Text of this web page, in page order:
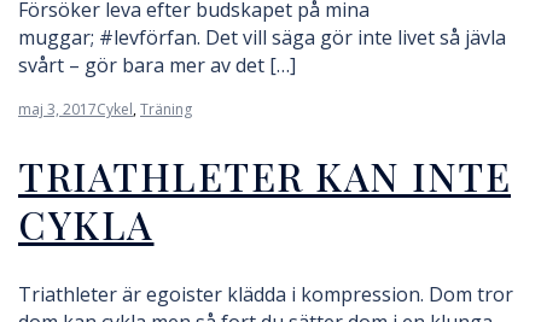
Försöker leva efter budskapet på mina
muggar; #levförfan. Det vill säga gör inte livet så jävla
svårt – gör bara mer av det […]
maj 3, 2017Cykel,Träning
TRIATHLETER KAN INTE
CYKLA
Triathleter är egoister klädda i kompression. Dom tror